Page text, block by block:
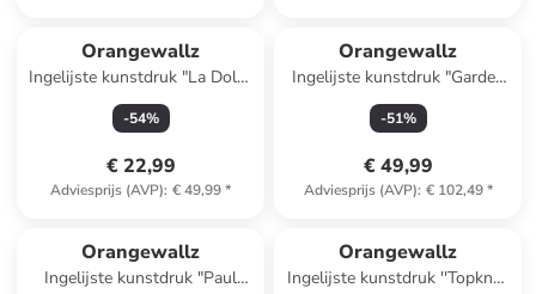
Orangewallz
Ingelijste kunstdruk "La Dolce
Vita" - (B)40 x (H)50 cm
-54%
€ 22,99
Adviesprijs (AVP): € 49,99*
Orangewallz
Ingelijste kunstdruk "Garden
of Eden" - (B)30 x (H)40 cm
-51%
€ 49,99
Adviesprijs (AVP): € 102,49*
Orangewallz
Ingelijste kunstdruk "Paul
Orangewallz
Ingelijste kunstdruk ''Topknot